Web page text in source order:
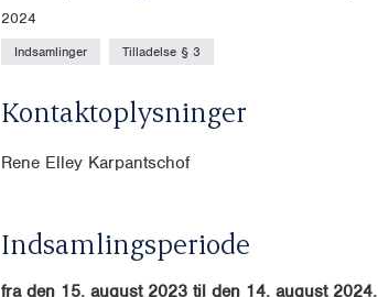
2024
Indsamlinger Tilladelse § 3
Kontaktoplysninger
Rene Elley Karpantschof
Indsamlingsperiode
fra den 15. august 2023 til den 14. august 2024.